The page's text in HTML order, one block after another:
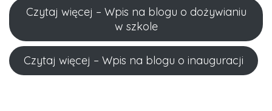
Czytaj więcej – Wpis na blogu o dożywianiu
w szkole
Czytaj więcej – Wpis na blogu o inauguracji